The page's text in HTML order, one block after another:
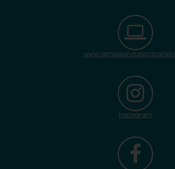
Instagram